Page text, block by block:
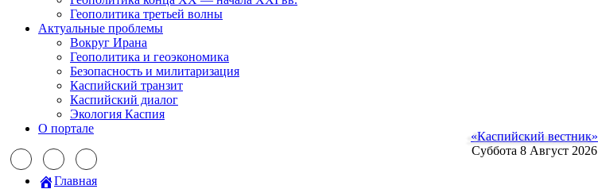
Геополитика третьей волны
Актуальные проблемы
Вокруг Ирана
Геополитика и геоэкономика
Безопасность и милитаризация
Каспийский транзит
Каспийский диалог
Экология Каспия
О портале
«Каспийский вестник»
Суббота 8 Август 2026
Главная